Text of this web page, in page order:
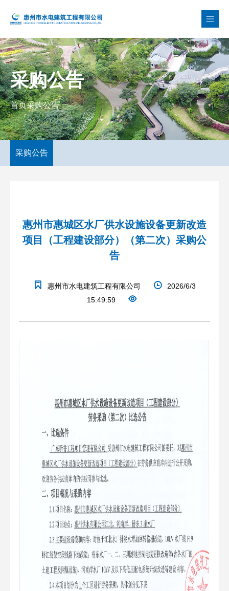
采购公告
首页采购公告
采购公告
惠州市惠城区水厂供水设施设备更新改造
项目（工程建设部分）（第二次）采购公
告
惠州市水电建筑工程有限公司
2026/6/3
15:49:59